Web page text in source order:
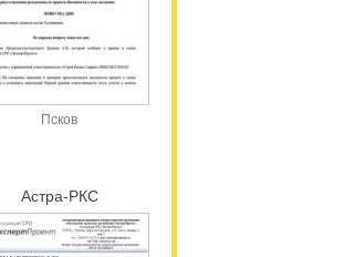
Псков
Астра-РКС